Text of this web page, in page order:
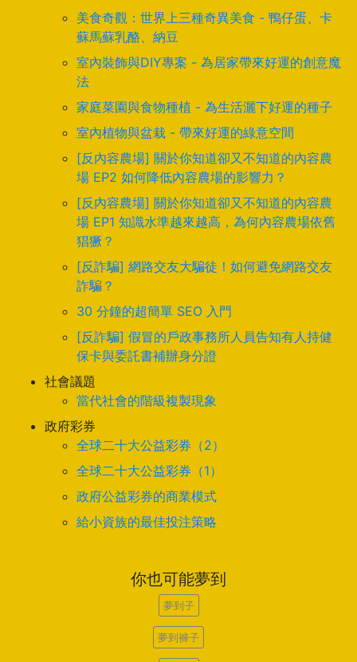
美食奇觀：世界上三種奇異美食 - 鴨仔蛋、卡
蘇馬蘇乳酪、納豆
室內裝飾與DIY專案 - 為居家帶來好運的創意魔
法
家庭菜園與食物種植 - 為生活灑下好運的種子
室內植物與盆栽 - 帶來好運的綠意空間
[反內容農場] 關於你知道卻又不知道的內容農
場 EP2 如何降低內容農場的影響力？
[反內容農場] 關於你知道卻又不知道的內容農
場 EP1 知識水準越來越高，為何內容農場依舊
猖獗？
[反詐騙] 網路交友大騙徒！如何避免網路交友
詐騙？
30 分鐘的超簡單 SEO 入門
[反詐騙] 假冒的戶政事務所人員告知有人持健
保卡與委託書補辦身分證
社會議題
當代社會的階級複製現象
政府彩券
全球二十大公益彩券（2）
全球二十大公益彩券（1）
政府公益彩券的商業模式
給小資族的最佳投注策略
你也可能夢到
夢到子
夢到褲子